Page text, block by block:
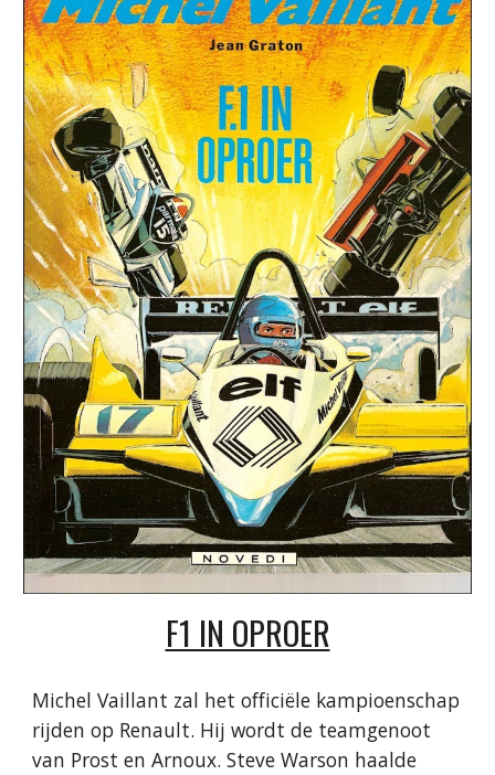
F1 IN OPROER
Michel Vaillant zal het officiële kampioenschap
rijden op Renault. Hij wordt de teamgenoot
van Prost en Arnoux. Steve Warson haalde